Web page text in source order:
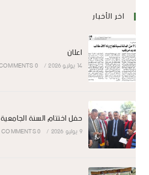
اخر الأخبار
اعلان
14 يوليو 2026 /
0 COMMENTS
حفل اختتام السنة الجامعية 2026/2025
9 يوليو 2026 /
0 COMMENTS